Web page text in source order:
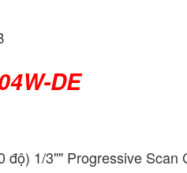
DE
1/3"" Progressive Scan